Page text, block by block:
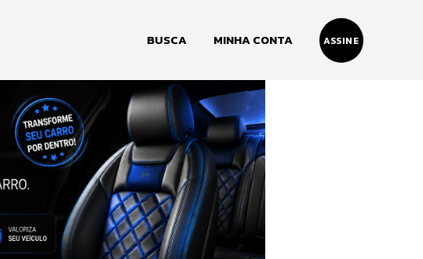
BUSCA MINHA CONTA ASSINE